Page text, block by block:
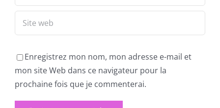
Enregistrez mon nom, mon adresse e-mail et
mon site Web dans ce navigateur pour la
prochaine fois que je commenterai.